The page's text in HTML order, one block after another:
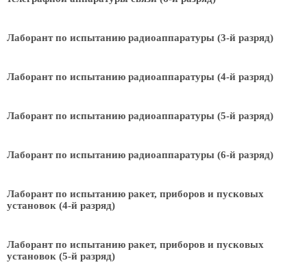
Лаборант по испытанию радиоаппаратуры (3-й разряд)
Лаборант по испытанию радиоаппаратуры (4-й разряд)
Лаборант по испытанию радиоаппаратуры (5-й разряд)
Лаборант по испытанию радиоаппаратуры (6-й разряд)
Лаборант по испытанию ракет, приборов и пусковых
установок (4-й разряд)
Лаборант по испытанию ракет, приборов и пусковых
установок (5-й разряд)